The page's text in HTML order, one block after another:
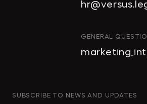
Проверять участок
АРХИТЕКТУРА
КОРПОРАТИВНОЕ
M&A
РАЗРЕШЕНИЕ
GENERAL
SUBSCRIBE TO NEWS AND UPDATES